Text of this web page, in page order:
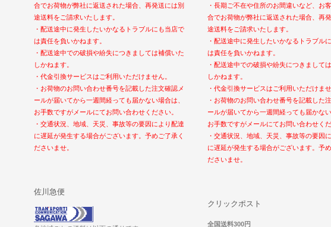
合でお荷物が弊社に返送された場合、再発送には別
途送料をご請求いたします。
・配送途中に発生したいかなるトラブルにも当店で
は責任を負いかねます。
・配送途中での破損や紛失につきましては補償いた
しかねます。
・代金引換サービスはご利用いただけません。
・お荷物のお問い合わせ番号を記載した注文確認メ
ールが届いてから一週間経っても届かない場合は、
お手数ですがメールにてお問い合わせください。
・交通状況、地域、天災、事故等の要因により配達
に遅延が発生する場合がございます。予めご了承く
ださいませ。
・長期ご不在や住所のお間違いなど、お
合でお荷物が弊社に返送された場合、再
途送料をご請求いたします。
・配送途中に発生したいかなるトラブル
は責任を負いかねます。
・配送途中での破損や紛失につきまして
しかねます。
・代金引換サービスはご利用いただけませ
・お荷物のお問い合わせ番号を記載した
ールが届いてから一週間経っても届かない
お手数ですがメールにてお問い合わせくだ
・交通状況、地域、天災、事故等の要因
に遅延が発生する場合がございます。予
ださいませ。
佐川急便
クリックポスト
全国送料300円